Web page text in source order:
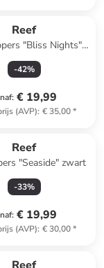
Reef
"Bliss Nights"
zwart
-42%
: € 19,99
(AVP): € 35,00*
Reef
"Seaside" zwart
-33%
: € 19,99
(AVP): € 30,00*